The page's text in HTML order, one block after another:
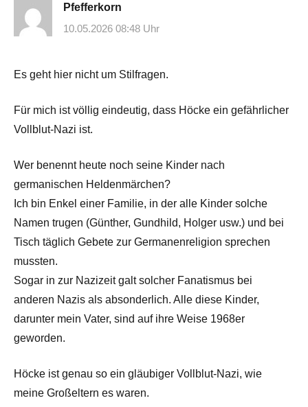
Pfefferkorn
10.05.2026 08:48 Uhr
Es geht hier nicht um Stilfragen.
Für mich ist völlig eindeutig, dass Höcke ein gefährlicher
Vollblut-Nazi ist.
Wer benennt heute noch seine Kinder nach
germanischen Heldenmärchen?
Ich bin Enkel einer Familie, in der alle Kinder solche
Namen trugen (Günther, Gundhild, Holger usw.) und bei
Tisch täglich Gebete zur Germanenreligion sprechen
mussten.
Sogar in zur Nazizeit galt solcher Fanatismus bei
anderen Nazis als absonderlich. Alle diese Kinder,
darunter mein Vater, sind auf ihre Weise 1968er
geworden.
Höcke ist genau so ein gläubiger Vollblut-Nazi, wie
meine Großeltern es waren.